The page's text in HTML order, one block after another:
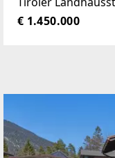
und
€ 1.450.000